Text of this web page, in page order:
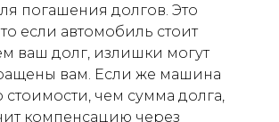
погашения долгов. Это
если автомобиль стоит
ваш долг, излишки могут
вам. Если же машина
чем сумма долга,
компенсацию через